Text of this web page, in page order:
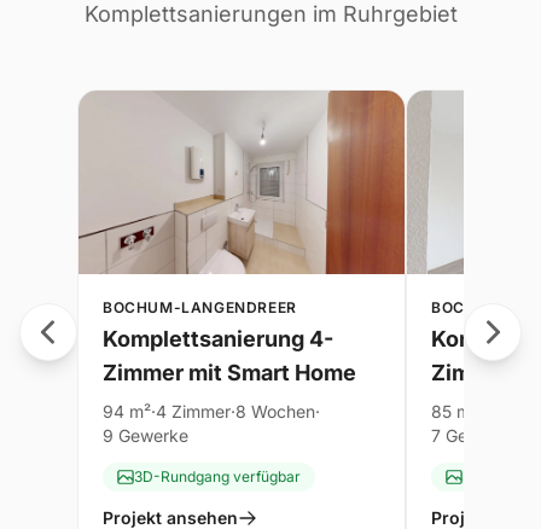
Komplettsanierungen im Ruhrgebiet
BOCHUM-LANGENDREER
Komplettsanierung 4-
Zimmer mit Smart Home
94 m²·4 Zimmer·8 Wochen·
9 Gewerke
3D-Rundgang verfügbar
Projekt ansehen
BOCHUM-
Zimmer-
85 m²
7 Gewerke
Projekt